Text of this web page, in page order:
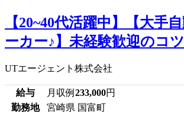
【20~40代活躍中】【大手
ーカー♪】未経験歓迎のコ
UTエージェント株式会社
給与 月収例 233,000円
勤務地
宮崎県 国富町